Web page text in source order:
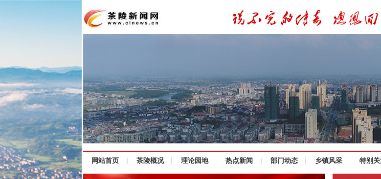
网站首页 茶陵概况 理论园地 热点新闻 部门动态 乡镇风采 特别